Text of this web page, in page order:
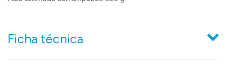
Ficha técnica